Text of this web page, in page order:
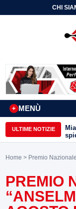
CHI
MENÙ
+
ULTIME NOTIZIE
Home > Premio
PREMIO